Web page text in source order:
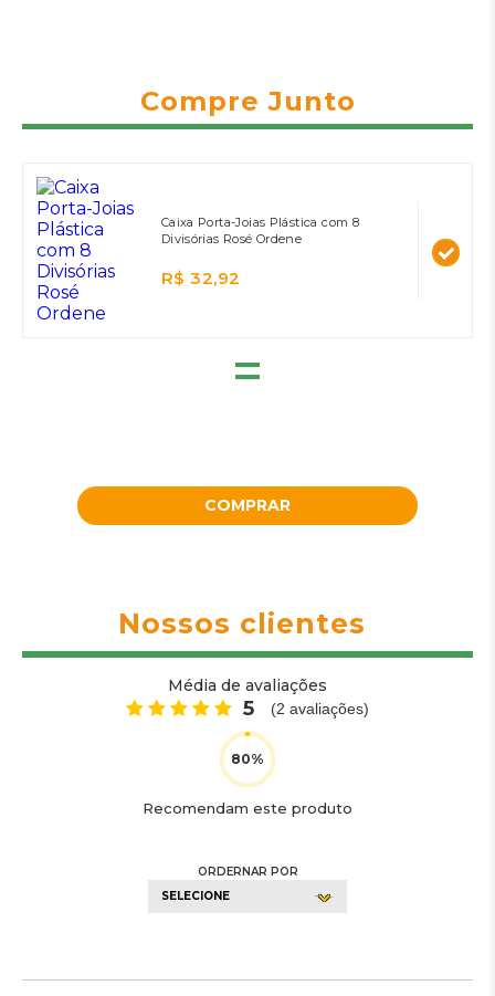
Compre Junto
Caixa Porta-Joias Plástica com 8
Divisórias Rosé Ordene
R$ 32,92
=
COMPRAR
Nossos clientes
Média de avaliações
5 (2 avaliações)
Recomendam este produto
ORDERNAR POR
SELECIONE